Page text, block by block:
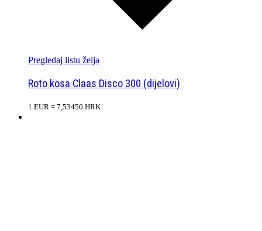
Pregledaj listu želja
Roto kosa Claas Disco 300 (dijelovi)
1 EUR = 7,53450 HRK